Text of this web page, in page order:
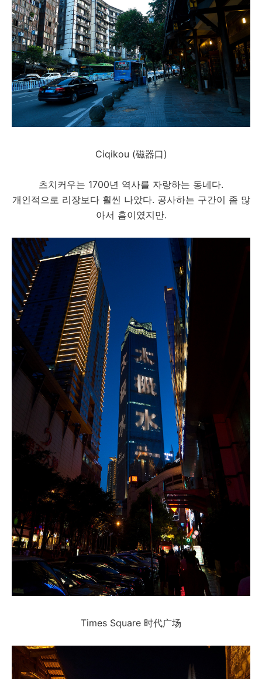
Ciqikou (磁器口)
츠치커우는 1700년 역사를 자랑하는 동네다.
개인적으로 리장보다 훨씬 나았다. 공사하는 구간이 좀 많
아서 흠이였지만.
Times Square 时代广场